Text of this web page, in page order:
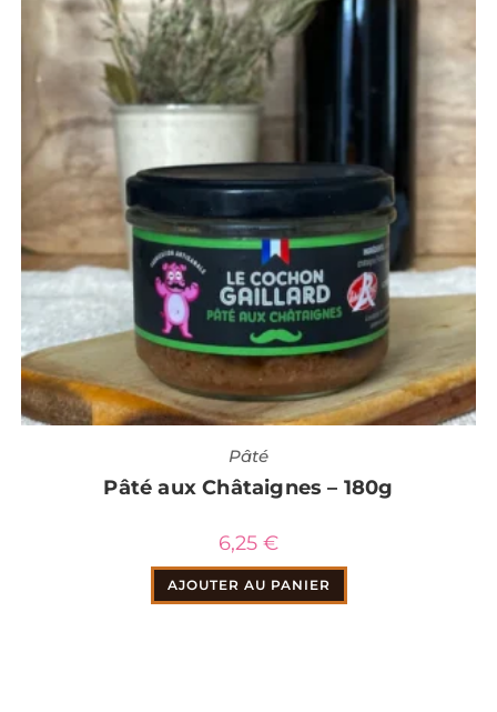
Pâté
Pâté aux Châtaignes – 180g
6,25 €
AJOUTER AU PANIER